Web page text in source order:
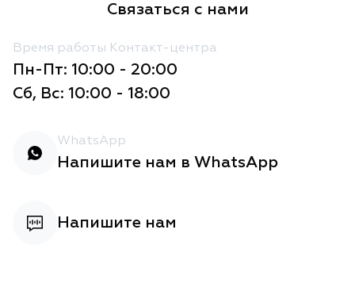
Связаться с нами
Время работы Контакт-центра
Пн-Пт: 10:00 - 20:00
Сб, Вс: 10:00 - 18:00
WhatsApp
Напишите нам в WhatsApp
Напишите нам